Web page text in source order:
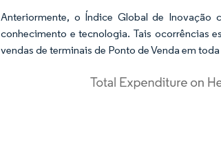
Anteriormente, o Índice Global de Inovação
conhecimento e tecnologia. Tais ocorrências
vendas de terminais de Ponto de Venda em